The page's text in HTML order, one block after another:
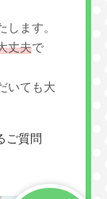
ます。
丈夫で
いても大
ご質問